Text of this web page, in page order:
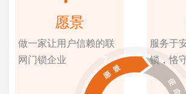
愿景
做一家让用户信赖的联
网门锁企业
服务于
锁，恪